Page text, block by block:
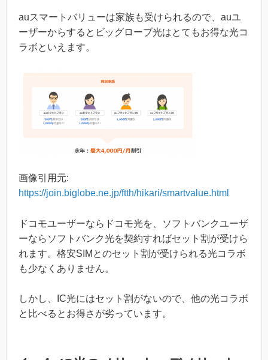
auスマートバリューは家族も受けられるので、auユ
ーザーからするとビッグローブ光はとてもお得な光コ
ラボといえます。
画像引用元:
https://join.biglobe.ne.jp/ftth/hikari/smartvalue.html
ドコモユーザーならドコモ光を、ソフトバンクユーザ
ーならソフトバンク光を契約すればセット割が受けら
れます。格安SIMとのセット割が受けられる光コラボ
も少なくありません。
しかし、IC光にはセット割がないので、他の光コラボ
と比べるとお得さが劣っています。